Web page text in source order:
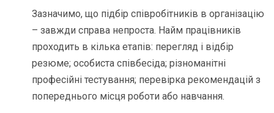
Зазначимо, що підбір співробітників в організацію
– завжди справа непроста. Найм працівників
проходить в кілька етапів: перегляд і відбір
резюме; особиста співбесіда; різноманітні
професійні тестування; перевірка рекомендацій з
попереднього місця роботи або навчання.